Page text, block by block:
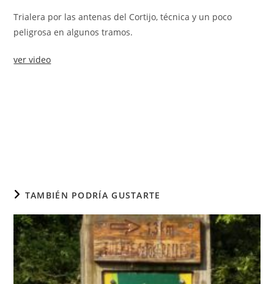
Trialera por las antenas del Cortijo, técnica y un poco
peligrosa en algunos tramos.
ver video
TAMBIÉN PODRÍA GUSTARTE